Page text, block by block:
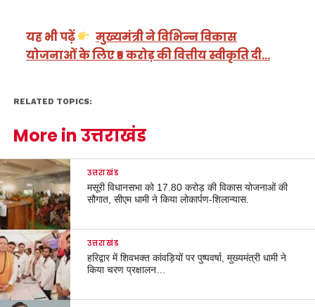
यह भी पढ़ें
मुख्यमंत्री ने विभिन्न विकास
योजनाओं के लिए ₹5 करोड़ की वित्तीय स्वीकृति दी…
RELATED TOPICS:
More in उत्तराखंड
उत्तराखंड
मसूरी विधानसभा को 17.80 करोड़ की विकास योजनाओं की
सौगात, सीएम धामी ने किया लोकार्पण-शिलान्यास.
उत्तराखंड
हरिद्वार में शिवभक्त कांवड़ियों पर पुष्पवर्षा, मुख्यमंत्री धामी ने
किया चरण प्रक्षालन…